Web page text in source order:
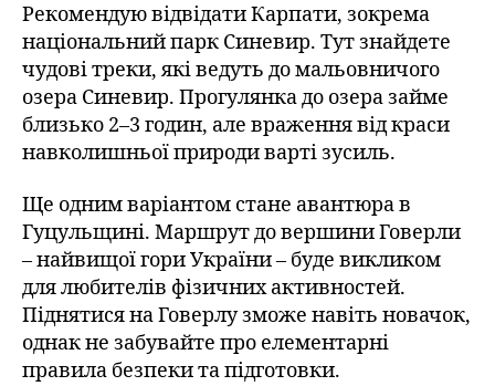
Рекомендую відвідати Карпати, зокрема
національний парк Синевир. Тут знайдете
чудові треки, які ведуть до мальовничого
озера Синевир. Прогулянка до озера займе
близько 2–3 годин, але враження від краси
навколишньої природи варті зусиль.
Ще одним варіантом стане авантюра в
Гуцульщині. Маршрут до вершини Говерли
– найвищої гори України – буде викликом
для любителів фізичних активностей.
Піднятися на Говерлу зможе навіть новачок,
однак не забувайте про елементарні
правила безпеки та підготовки.